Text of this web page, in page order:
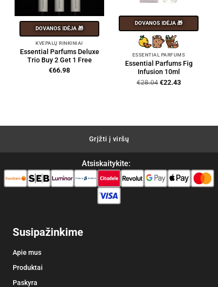
DOVANOS IDĖJA 🎁
KVEPALŲ RINKINIAI
Essential Parfums Deluxe
Trio Buy 2 Get 1 Free
€66.98
DOVANOS IDĖJA 🎁
ESSENTIAL PARFUMS
Essential Parfums Fig
Infusion 10ml
€28.04 Original
€22.43Current
Grįžti į viršų
Atsiskaitykite:
Susipažinkime
Apie mus
Produktai
Paskyra